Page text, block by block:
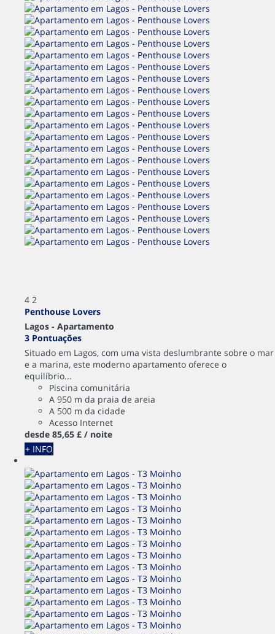
4 2
Penthouse Lovers
Lagos - Apartamento
3 Pontuações
Situado em Lagos, com uma vista deslumbrante sobre o mar
e a marina, este moderno apartamento oferece o
equilíbrio...
Piscina comunitária
A 950 m da praia de areia
A 500 m da cidade
Acesso Internet
desde 85,65 £ / noite
+ INFO